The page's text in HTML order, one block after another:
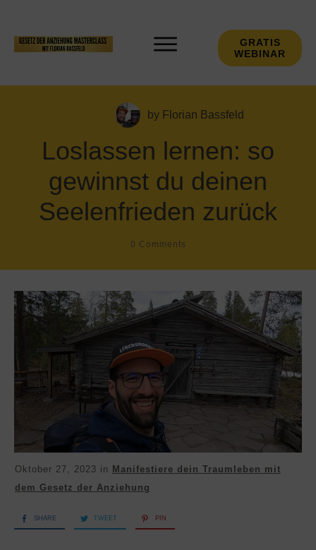
GRATIS
WEBINAR
by Florian Bassfeld
Loslassen lernen: so
gewinnst du deinen
Seelenfrieden zurück
0 Comments
Oktober 27, 2023 in
Manifestiere dein Traumleben mit
dem Gesetz der Anziehung
SHARE TWEET PIN